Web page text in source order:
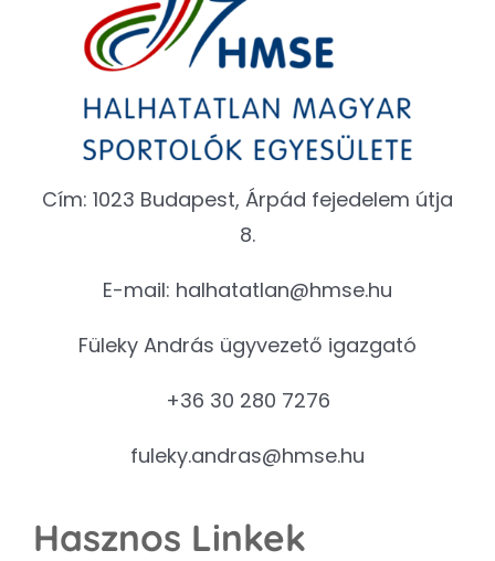
Cím: 1023 Budapest, Árpád fejedelem útja
8.
E-mail: halhatatlan@hmse.hu
Füleky András ügyvezető igazgató
+36 30 280 7276
fuleky.andras@hmse.hu
Hasznos Linkek